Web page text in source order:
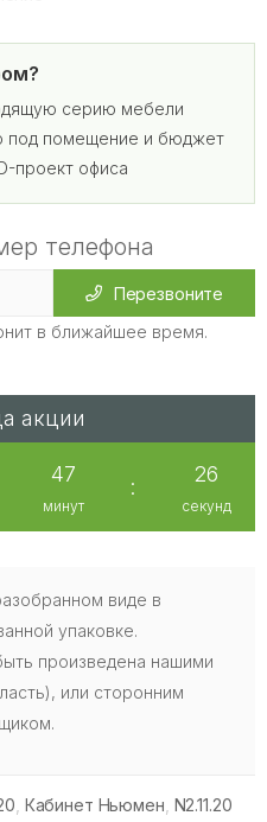
серию мебели
под помещение и бюджет
проект офиса
телефона
Перезвоните
в ближайшее время.
акции
47
минут
:
25
секунд
виде в
упаковке.
произведена нашими
или сторонним
Кабинет Ньюмен N2.11.20